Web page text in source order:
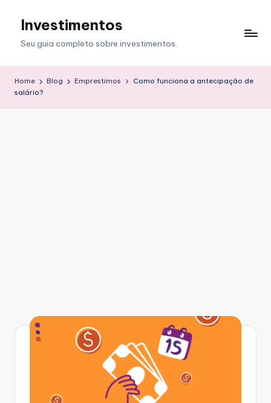
Investimentos
Seu guia completo sobre investimentos.
Home Blog Emprestimos
Como funciona a antecipação de
salário?